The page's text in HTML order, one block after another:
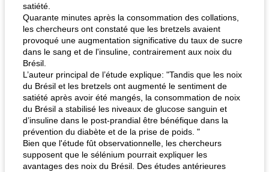
satiété.
Quarante minutes après la consommation des collations,
les chercheurs ont constaté que les bretzels avaient
provoqué une augmentation significative du taux de sucre
dans le sang et de l'insuline, contrairement aux noix du
Brésil.
L’auteur principal de l’étude explique: "Tandis que les noix
du Brésil et les bretzels ont augmenté le sentiment de
satiété après avoir été mangés, la consommation de noix
du Brésil a stabilisé les niveaux de glucose sanguin et
d’insuline dans le post-prandial être bénéfique dans la
prévention du diabète et de la prise de poids. "
Bien que l'étude fût observationnelle, les chercheurs
supposent que le sélénium pourrait expliquer les
avantages des noix du Brésil. Des études antérieures